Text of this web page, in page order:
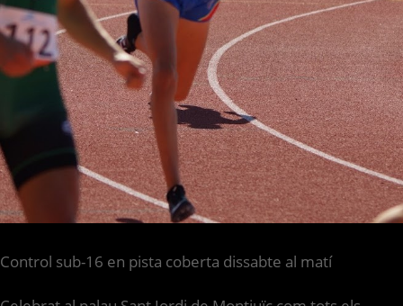
Control sub-16 en pista coberta dissabte al matí